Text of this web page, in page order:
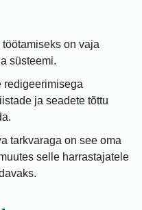
on vaja
süsteemi.
redigeerimisega
ja seadete tõttu
tarkvaraga on see oma
selle harrastajatele